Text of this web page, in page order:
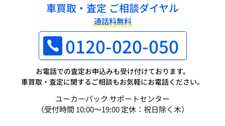
車買取・査定 ご相談ダイヤル
通話料無料
0120-020-050
お電話での査定お申込みも受け付けております。
車買取・査定に関するご相談もお気軽にお電話ください。
ユーカーパック サポートセンター
（受付時間 10:00～19:00 定休：祝日除く木）